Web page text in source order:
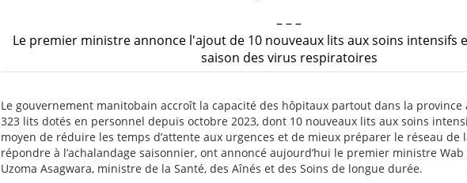
– – –
Le premier ministre annonce l'ajout de 10 nouveaux lits aux soins intensifs
saison des virus respiratoires
Le gouvernement manitobain accroît la capacité des hôpitaux partout dans la province
323 lits dotés en personnel depuis octobre 2023, dont 10 nouveaux lits aux soins
moyen de réduire les temps d’attente aux urgences et de mieux préparer le réseau de
répondre à l’achalandage saisonnier, ont annoncé aujourd’hui le premier ministre
Uzoma Asagwara, ministre de la Santé, des Aînés et des Soins de longue durée.